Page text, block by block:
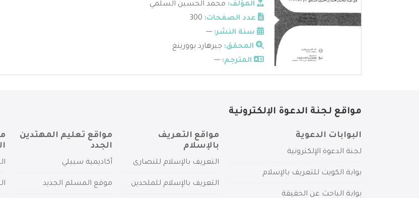
المؤلف: محمد الحسين السلمي
عدد الصفحات:
سنة النشر: ---
المحقق: جيرهارد بوورينغ
المترجم: ---
مواقع لجنة الدعوة الإلكترونية
البوابات الدعوية
لجنة الدعوة الإلكترونية
بوابة الكويت للتعريف بالإسلام
بوابة الباحث عن الحقيقة
مواقع التعريف
بالإسلام
التعريف بالإسلام للنصارى
التعريف بالإسلام للملحدين
مواقع تعليم المهتدين
الجدد
أكاديمية سبيلي
موقع المسلم الجديد